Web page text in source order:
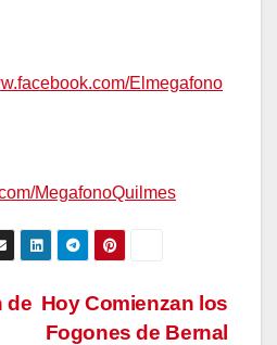
Elmegafono
MegafonoQuilmes
Hoy Comienzan los
Fogones de Bernal
de